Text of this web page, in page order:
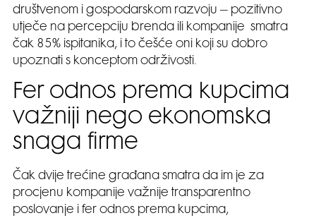
društvenom i gospodarskom razvoju – pozitivno
utječe na percepciju brenda ili kompanije smatra
čak 85% ispitanika, i to češće oni koji su dobro
upoznati s konceptom održivosti.
Fer odnos prema kupcima
važniji nego ekonomska
snaga firme
Čak dvije trećine građana smatra da im je za
procjenu kompanije važnije transparentno
poslovanje i fer odnos prema kupcima,